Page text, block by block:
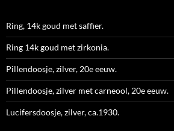
Ring, 14k goud met saffier.
Ring 14k goud met zirkonia.
Pillendoosje, zilver, 20e eeuw.
Pillendoosje, zilver met carneool, 20e eeuw.
Lucifersdoosje, zilver, ca.1930.